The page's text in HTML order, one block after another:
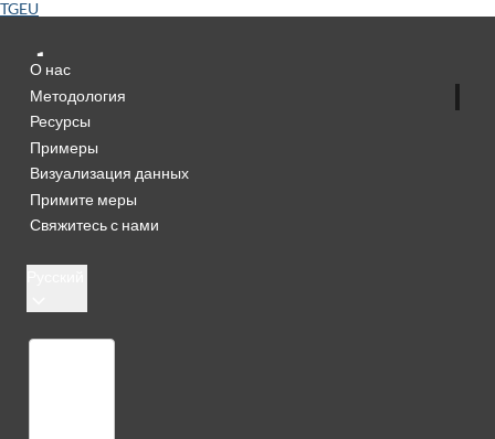
TGEU
О нас
Методология
Ресурсы
Примеры
Визуализация данных
Примите меры
Свяжитесь с нами